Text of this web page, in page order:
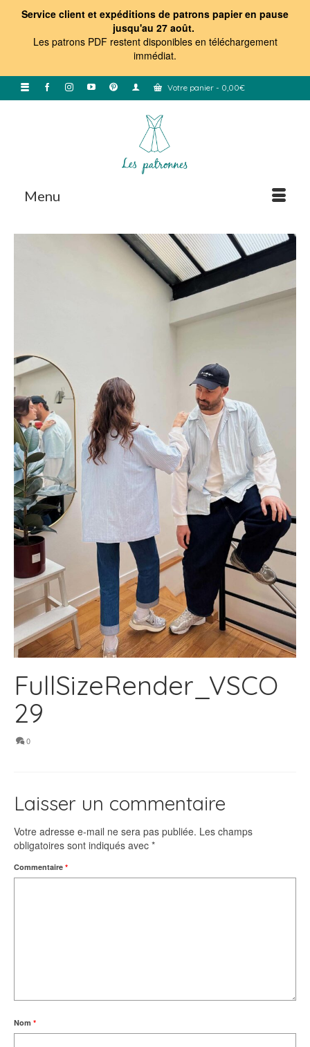
Service client et expéditions de patrons papier en pause
jusqu'au 27 août.
Les patrons PDF restent disponibles en téléchargement
immédiat.
Votre panier - 0,00€
Menu
FullSizeRender_VSCO
29
0
Laisser un commentaire
Votre adresse e-mail ne sera pas publiée. Les champs
obligatoires sont indiqués avec *
Commentaire *
Nom *